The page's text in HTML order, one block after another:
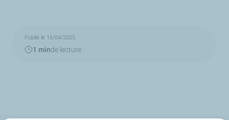
Publié le 15/04/2025
1 minde lecture